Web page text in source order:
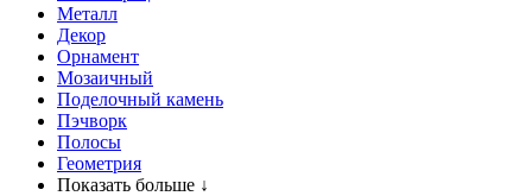
Металл
Декор
Орнамент
Мозаичный
Поделочный камень
Пэчворк
Полосы
Геометрия
Показать больше ↓